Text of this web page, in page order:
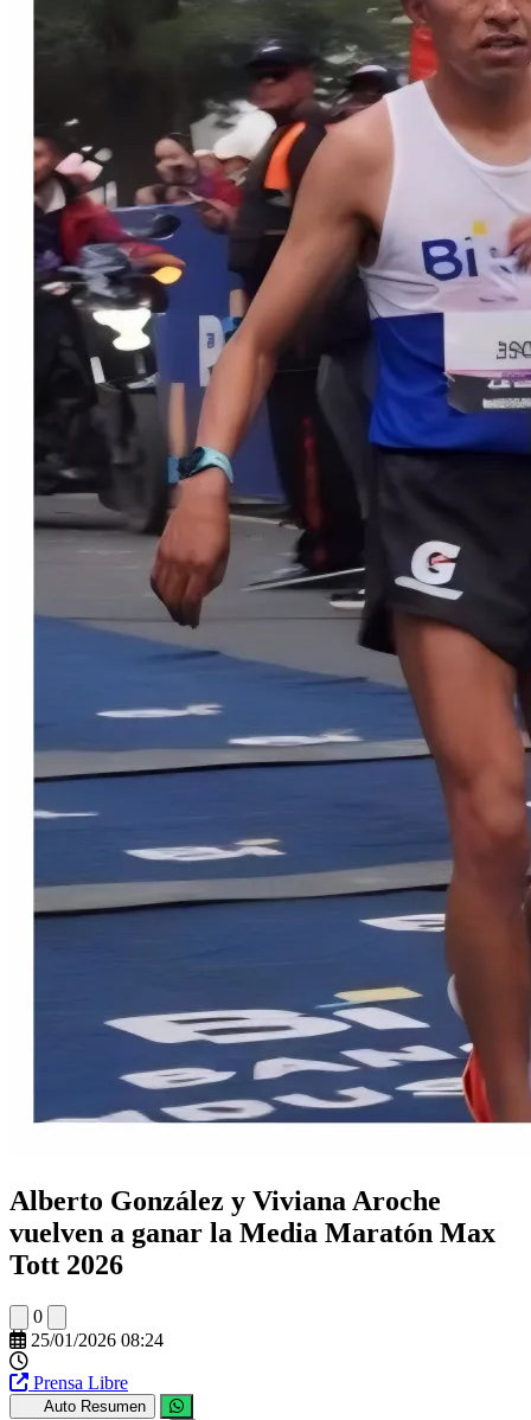
Alberto González y Viviana Aroche
vuelven a ganar la Media Maratón Max
Tott 2026
0
25/01/2026 08:24
Prensa Libre
Auto Resumen